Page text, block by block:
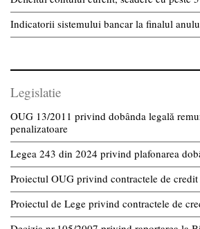
Indicatorii sistemului bancar la finalul
Legislatie
OUG 13/2011 privind dobânda legală
penalizatoare
Legea 243 din 2024 privind plafonarea
Proiectul OUG privind contractele de credit
Proiectul de Lege privind contractele de